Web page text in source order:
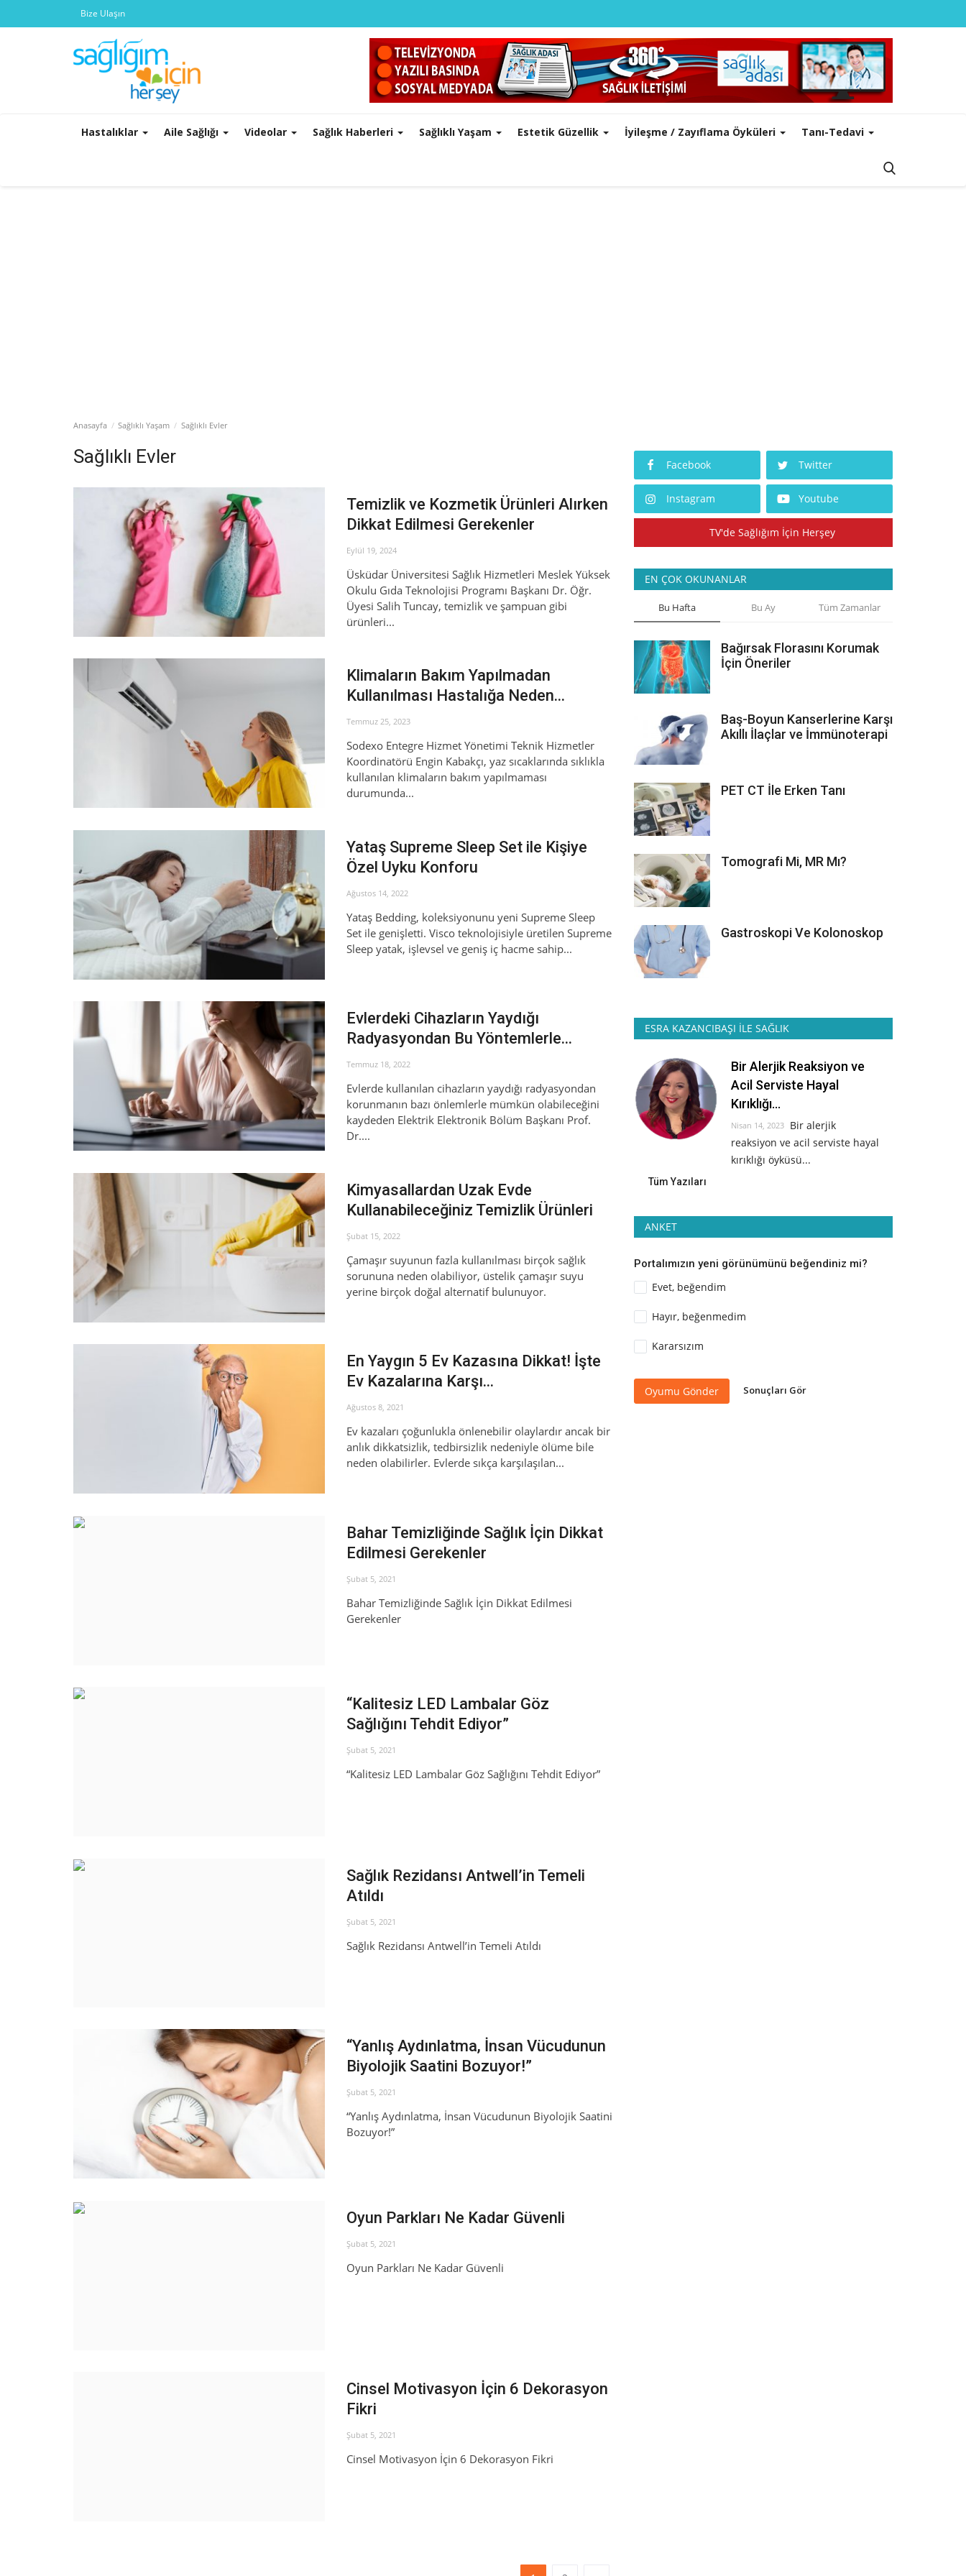
Bize Ulaşın
Hastalıklar Aile Sağlığı Videolar Sağlık Haberleri Sağlıklı Yaşam Estetik Güzellik İyileşme / Zayıflama Öyküleri Tanı-Tedavi
Anasayfa Sağlıklı Yaşam Sağlıklı Evler
Sağlıklı Evler
Temizlik ve Kozmetik Ürünleri Alırken
Dikkat Edilmesi Gerekenler
Eylül 19, 2024
Üsküdar Üniversitesi Sağlık Hizmetleri Meslek Yüksek
Okulu Gıda Teknolojisi Programı Başkanı Dr. Öğr.
Üyesi Salih Tuncay, temizlik ve şampuan gibi
ürünleri...
Klimaların Bakım Yapılmadan
Kullanılması Hastalığa Neden...
Temmuz 25, 2023
Sodexo Entegre Hizmet Yönetimi Teknik Hizmetler
Koordinatörü Engin Kabakçı, yaz sıcaklarında sıklıkla
kullanılan klimaların bakım yapılmaması
durumunda...
Yataş Supreme Sleep Set ile Kişiye
Özel Uyku Konforu
Ağustos 14, 2022
Yataş Bedding, koleksiyonunu yeni Supreme Sleep
Set ile genişletti. Visco teknolojisiyle üretilen Supreme
Sleep yatak, işlevsel ve geniş iç hacme sahip...
Evlerdeki Cihazların Yaydığı
Radyasyondan Bu Yöntemlerle...
Temmuz 18, 2022
Evlerde kullanılan cihazların yaydığı radyasyondan
korunmanın bazı önlemlerle mümkün olabileceğini
kaydeden Elektrik Elektronik Bölüm Başkanı Prof.
Dr....
Kimyasallardan Uzak Evde
Kullanabileceğiniz Temizlik Ürünleri
Şubat 15, 2022
Çamaşır suyunun fazla kullanılması birçok sağlık
sorununa neden olabiliyor, üstelik çamaşır suyu
yerine birçok doğal alternatif bulunuyor.
En Yaygın 5 Ev Kazasına Dikkat! İşte
Ev Kazalarına Karşı...
Ağustos 8, 2021
Ev kazaları çoğunlukla önlenebilir olaylardır ancak bir
anlık dikkatsizlik, tedbirsizlik nedeniyle ölüme bile
neden olabilirler. Evlerde sıkça karşılaşılan...
Bahar Temizliğinde Sağlık İçin Dikkat
Edilmesi Gerekenler
Şubat 5, 2021
Bahar Temizliğinde Sağlık İçin Dikkat Edilmesi
Gerekenler
“Kalitesiz LED Lambalar Göz
Sağlığını Tehdit Ediyor”
Şubat 5, 2021
“Kalitesiz LED Lambalar Göz Sağlığını Tehdit Ediyor”
Sağlık Rezidansı Antwell’in Temeli
Atıldı
Şubat 5, 2021
Sağlık Rezidansı Antwell’in Temeli Atıldı
“Yanlış Aydınlatma, İnsan Vücudunun
Biyolojik Saatini Bozuyor!”
Şubat 5, 2021
“Yanlış Aydınlatma, İnsan Vücudunun Biyolojik Saatini
Bozuyor!”
Oyun Parkları Ne Kadar Güvenli
Şubat 5, 2021
Oyun Parkları Ne Kadar Güvenli
Cinsel Motivasyon İçin 6 Dekorasyon
Fikri
Şubat 5, 2021
Cinsel Motivasyon İçin 6 Dekorasyon Fikri
Facebook Twitter
Instagram Youtube
TV'de Sağlığım İçin Herşey
EN ÇOK OKUNANLAR
Bu Hafta Bu Ay Tüm Zamanlar
Bağırsak Florasını Korumak
İçin Öneriler
Baş-Boyun Kanserlerine Karşı
Akıllı İlaçlar ve İmmünoterapi
PET CT İle Erken Tanı
Tomografi Mi, MR Mı?
Gastroskopi Ve Kolonoskop
ESRA KAZANCIBAŞI İLE SAĞLIK
Bir Alerjik Reaksiyon ve
Acil Serviste Hayal
Kırıklığı...
Nisan 14, 2023 Bir alerjik
reaksiyon ve acil serviste hayal
kırıklığı öyküsü...
Tüm Yazıları
ANKET
Portalımızın yeni görünümünü beğendiniz mi?
Evet, beğendim
Hayır, beğenmedim
Kararsızım
Oyumu Gönder Sonuçları Gör